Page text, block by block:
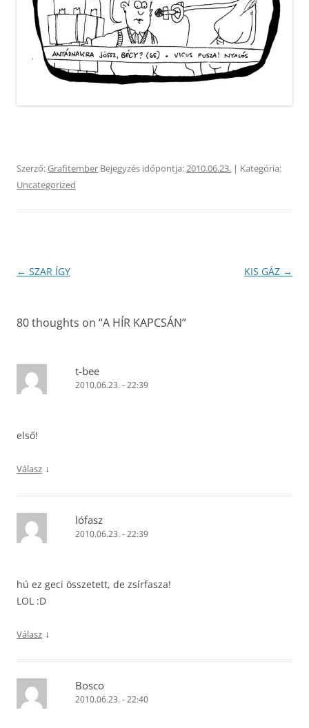
Szerző:Grafitember Bejegyzés időpontja:2010.06.23. | Kategória:
Uncategorized
Bejegyzés
← SZAR ÍGY KIS GÁZ →
80 thoughts on “A HÍR KAPCSÁN”
t-bee
2010.06.23. - 22:39
első!
Válasz ↓
lófasz
2010.06.23. - 22:39
hú ez geci összetett, de zsírfasza!
LOL :D
Válasz ↓
Bosco
2010.06.23. - 22:40